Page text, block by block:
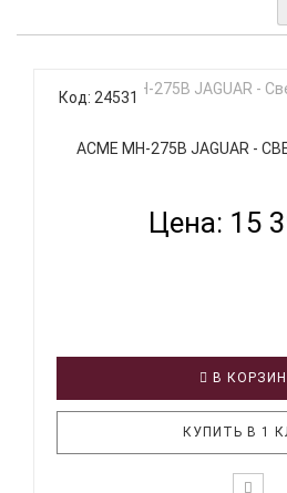
Код: 24531
ACME MH-275B JAGUAR -
Цена: 15
В
КУПИТЬ В 1